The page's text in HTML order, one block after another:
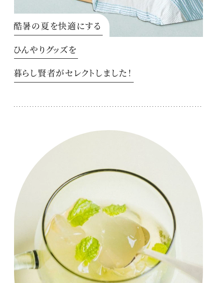
酷暑の夏を快適にする
ひんやりグッズを
暮らし賢者がセレクトしました！